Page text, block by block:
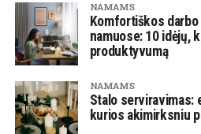
NAMAMS
Komfortiškos
namuose: 10 idėjų,
produktyvumą
NAMAMS
Stalo serviravimas:
kurios akimirksniu